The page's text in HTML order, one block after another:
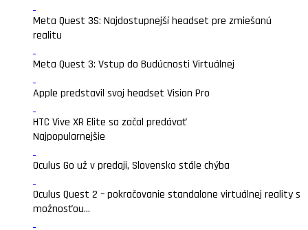
Meta Quest 3S: Najdostupnejší headset pre zmiešanú
realitu
Meta Quest 3: Vstup do Budúcnosti Virtuálnej
Apple predstavil svoj headset Vision Pro
HTC Vive XR Elite sa začal predávať
Najpopularnejšie
Oculus Go už v predaji, Slovensko stále chýba
Oculus Quest 2 – pokračovanie standalone virtuálnej reality s
možnosťou...